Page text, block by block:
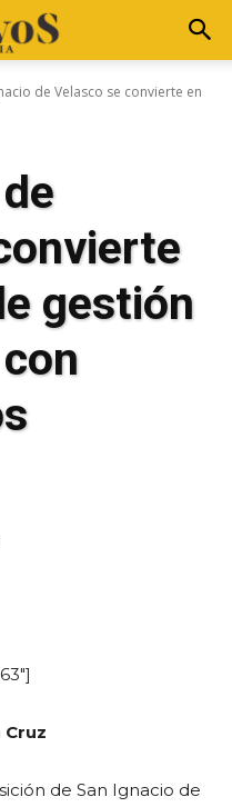
de Velasco se convierte en
gestión
Cruz
de San Ignacio de